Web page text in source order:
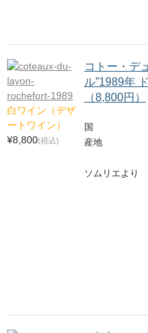
白ワイン（デザ
ートワイン）
¥8,800(税込)
コトー・デ
ル”1989年
（8,800円）
国
産地
ソムリエより